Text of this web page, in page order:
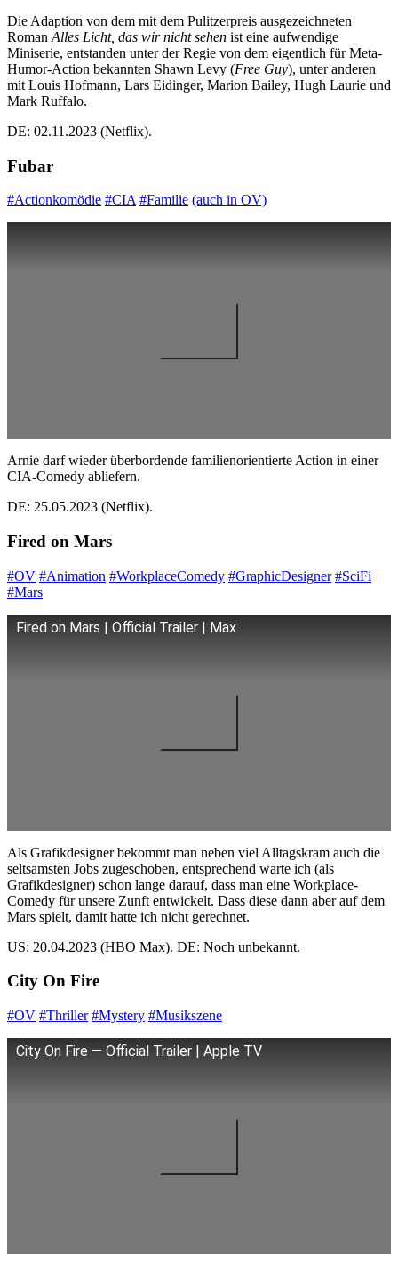
Die Adaption von dem mit dem Pulitzerpreis ausgezeichneten
Roman Alles Licht, das wir nicht sehen ist eine aufwendige
Miniserie, entstanden unter der Regie von dem eigentlich für Meta-
Humor-Action bekannten Shawn Levy (Free Guy), unter anderen
mit Louis Hofmann, Lars Eidinger, Marion Bailey, Hugh Laurie und
Mark Ruffalo.
DE: 02.11.2023 (Netflix).
Fubar
#Actionkomödie #CIA #Familie (auch in OV)
Arnie darf wieder überbordende familienorientierte Action in einer
CIA-Comedy abliefern.
DE: 25.05.2023 (Netflix).
Fired on Mars
#OV #Animation #WorkplaceComedy #GraphicDesigner #SciFi
#Mars
Fired on Mars | Official Trailer | Max
Als Grafikdesigner bekommt man neben viel Alltagskram auch die
seltsamsten Jobs zugeschoben, entsprechend warte ich (als
Grafikdesigner) schon lange darauf, dass man eine Workplace-
Comedy für unsere Zunft entwickelt. Dass diese dann aber auf dem
Mars spielt, damit hatte ich nicht gerechnet.
US: 20.04.2023 (HBO Max). DE: Noch unbekannt.
City On Fire
#OV #Thriller #Mystery #Musikszene
City On Fire — Official Trailer | Apple TV